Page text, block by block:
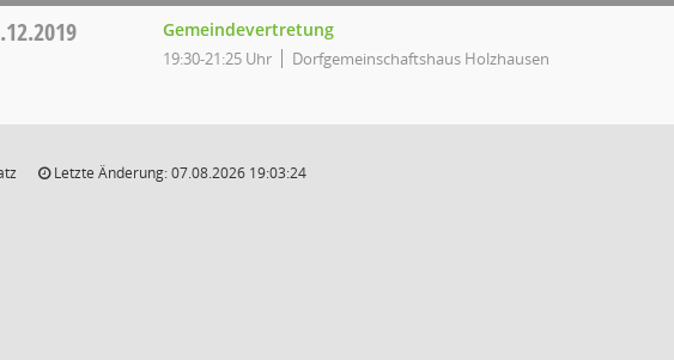
Gemeindevertretung
19:30-21:25 Uhr Dorfgemeinschaftshaus Holzhausen
Letzte Änderung: 07.08.2026 19:03:24